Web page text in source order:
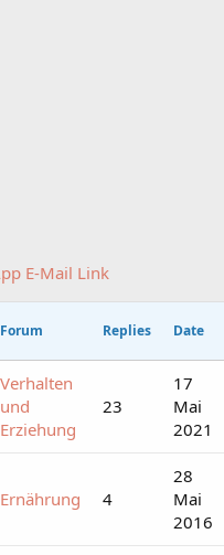
E-Mail Link
Forum Replies Date
Verhalten
und
Erziehung
23
17
Mai
2021
Ernährung 4
28
Mai
2016